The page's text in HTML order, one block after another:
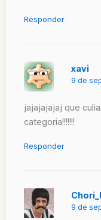
Responder
xavi
9 de
jajajajajaj que
categoria!!!!!!!
Responder
9 de